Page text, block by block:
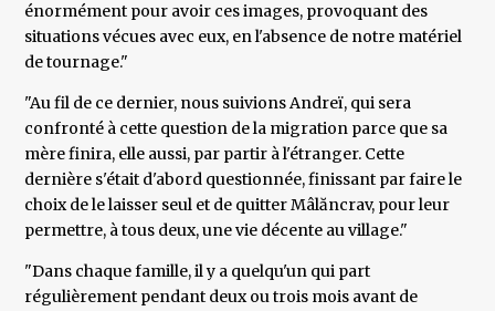
énormément pour avoir ces images, provoquant des
situations vécues avec eux, en l'absence de notre matériel
de tournage."
"Au fil de ce dernier, nous suivions Andreï, qui sera
confronté à cette question de la migration parce que sa
mère finira, elle aussi, par partir à l'étranger. Cette
dernière s'était d'abord questionnée, finissant par faire le
choix de le laisser seul et de quitter Mâlăncrav, pour leur
permettre, à tous deux, une vie décente au village."
"Dans chaque famille, il y a quelqu'un qui part
régulièrement pendant deux ou trois mois avant de